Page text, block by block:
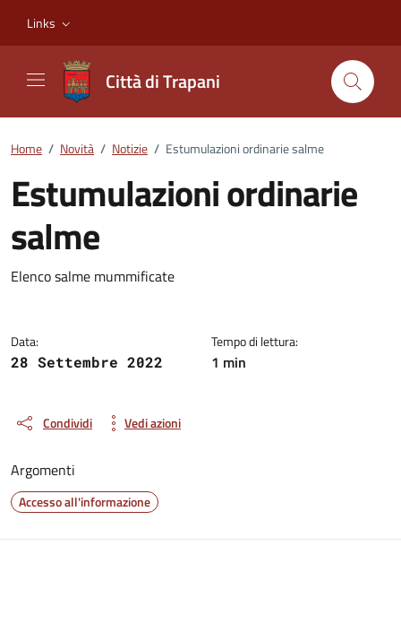
Links
Città di Trapani
Home / Novità / Notizie / Estumulazioni ordinarie salme
Estumulazioni ordinarie
salme
Dettagli della notizia
Elenco salme mummificate
Data:
28 Settembre 2022
Tempo di lettura:
1 min
Condividi Vedi azioni
Argomenti
Accesso all'informazione